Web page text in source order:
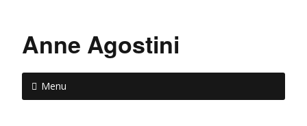
Anne Agostini
Menu